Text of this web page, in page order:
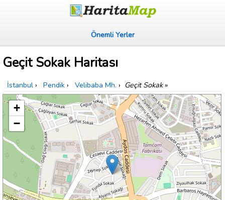
Önemli Yerler
Geçit Sokak Haritası
İstanbul › Pendik › Velibaba Mh. › Geçit Sokak»
+
−